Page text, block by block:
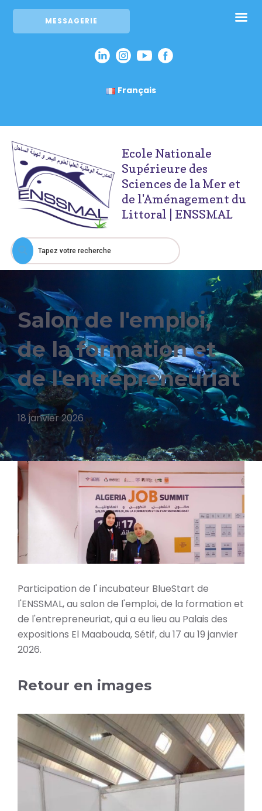
MESSAGERIE
Français
Ecole Nationale
Supérieure des
Sciences de la Mer et
de l'Aménagement du
Littoral | ENSSMAL
Salon de l'emploi,
de la formation et
de l'entrepreneuriat
18 janvier 2026
Participation de l' incubateur BlueStart de
l'ENSSMAL, au salon de l'emploi, de la formation et
de l'entrepreneuriat, qui a eu lieu au Palais des
expositions El Maabouda, Sétif, du 17 au 19 janvier
2026.
Retour en images